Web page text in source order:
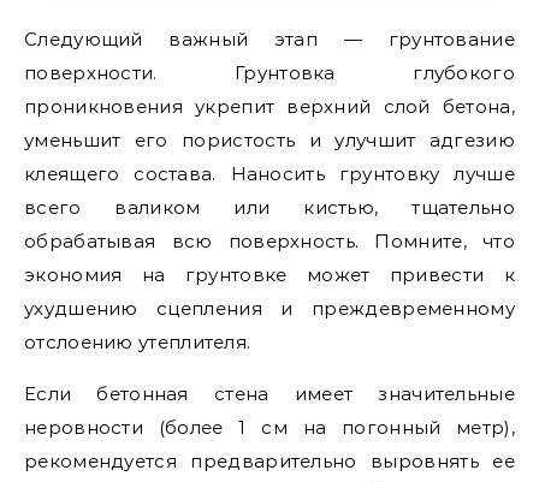
Следующий важный этап — грунтование
поверхности. Грунтовка глубокого
проникновения укрепит верхний слой бетона,
уменьшит его пористость и улучшит адгезию
клеящего состава. Наносить грунтовку лучше
всего валиком или кистью, тщательно
обрабатывая всю поверхность. Помните, что
экономия на грунтовке может привести к
ухудшению сцепления и преждевременному
отслоению утеплителя.
Если бетонная стена имеет значительные
неровности (более 1 см на погонный метр),
рекомендуется предварительно выровнять ее